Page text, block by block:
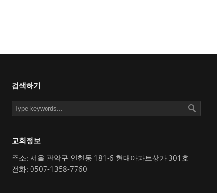
검색하기
교회정보
주소: 서울 관악구 인헌동 181-6 현대아파트상가 301호
전화: 0507-1358-7760